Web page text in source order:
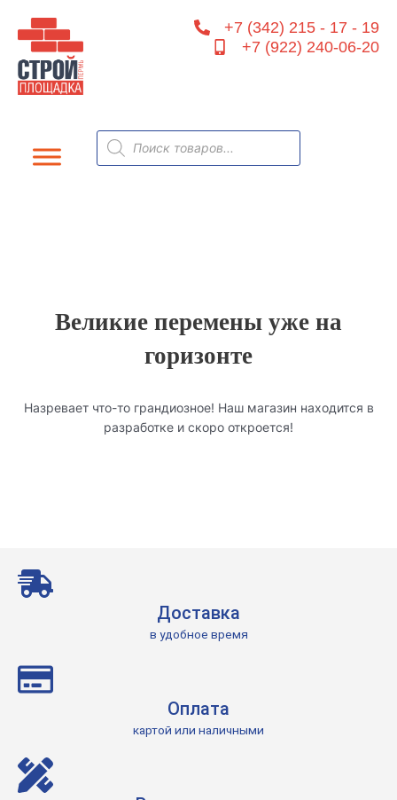
содержимому
+7 (342) 215 - 17 - 19
+7 (922) 240-06-20
Поиск
товаров
Великие перемены уже на
горизонте
Назревает что-то грандиозное! Наш магазин находится в
разработке и скоро откроется!
Доставка
в удобное время
Оплата
картой или наличными